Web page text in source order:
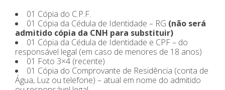
01 Cópia do C.P.F.
01 Cópia da Cédula de Identidade – RG (não será
admitido cópia da CNH para substituir)
01 Cópia da Cédula de Identidade e CPF – do
responsável legal (em caso de menores de 18 anos)
01 Foto 3×4 (recente)
01 Cópia do Comprovante de Residência (conta de
Água, Luz ou telefone) – atual em nome do admitido